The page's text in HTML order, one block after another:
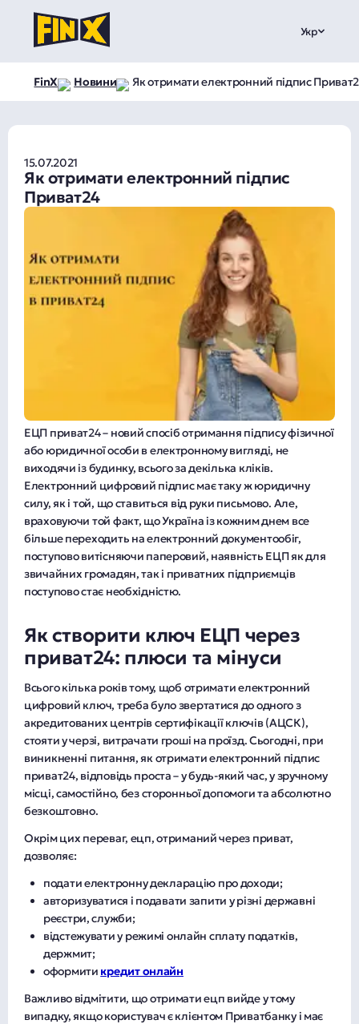
Укр
FinX Новини Як отримати електронний підпис
15.07.2021
Як отримати електронний підпис
Приват24
ЕЦП приват24 – новий спосіб отримання підпису фізичної
або юридичної особи в електронному вигляді, не
виходячи із будинку, всього за декілька кліків.
Електронний цифровий підпис має таку ж юридичну
силу, як і той, що ставиться від руки письмово. Але,
враховуючи той факт, що Україна із кожним днем все
більше переходить на електронний документообіг,
поступово витісняючи паперовий, наявність ЕЦП як для
звичайних громадян, так і приватних підприємців
поступово стає необхідністю.
Як створити ключ ЕЦП через
приват24: плюси та мінуси
Всього кілька років тому, щоб отримати електронний
цифровий ключ, треба було звертатися до одного з
акредитованих центрів сертифікації ключів (АЦСК),
стояти у черзі, витрачати гроші на проїзд. Сьогодні, при
виникненні питання, як отримати електронний підпис
приват24, відповідь проста – у будь-який час, у зручному
місці, самостійно, без сторонньої допомоги та абсолютно
безкоштовно.
Окрім цих переваг, ецп, отриманий через приват,
дозволяє:
подати електронну декларацію про доходи;
авторизуватися і подавати запити у різні державні
реєстри, служби;
відстежувати у режимі онлайн сплату податків,
держмит;
оформити кредит онлайн
Важливо відмітити, що отримати ецп вийде у тому
випадку, якщо користувач є клієнтом Приватбанку і має